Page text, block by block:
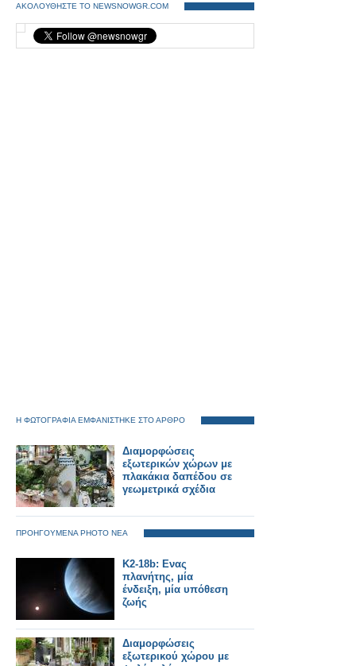
ΑΚΟΛΟΥΘΗΣΤΕ ΤΟ NEWSNOWGR.COM
Η ΦΩΤΟΓΡΑΦΙΑ ΕΜΦΑΝΙΣΤΗΚΕ ΣΤΟ ΑΡΘΡΟ
Διαμορφώσεις
εξωτερικών χώρων με
πλακάκια δαπέδου σε
γεωμετρικά σχέδια
ΠΡΟΗΓΟΥΜΕΝΑ PHOTO ΝΕΑ
K2-18b: Ενας
πλανήτης, μία
ένδειξη, μία υπόθεση
ζωής
Διαμορφώσεις
εξωτερικού χώρου με